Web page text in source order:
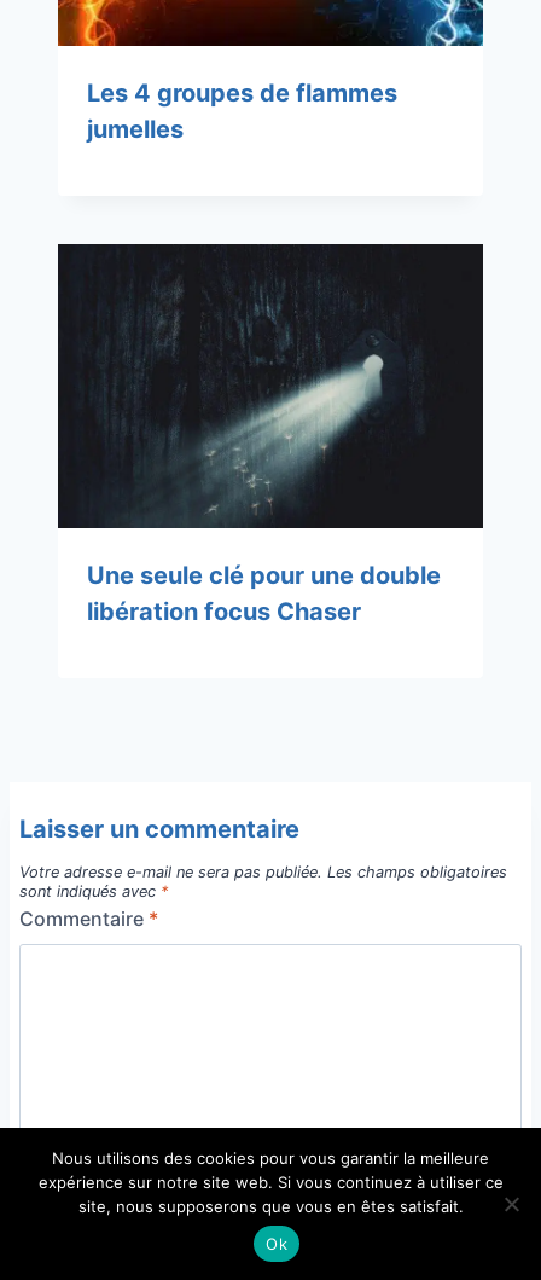
Les 4 groupes de flammes
jumelles
Une seule clé pour une double
libération focus Chaser
Laisser un commentaire
Votre adresse e-mail ne sera pas publiée. Les champs obligatoires
sont indiqués avec *
Commentaire *
Nous utilisons des cookies pour vous garantir la meilleure
expérience sur notre site web. Si vous continuez à utiliser ce
site, nous supposerons que vous en êtes satisfait.
Ok